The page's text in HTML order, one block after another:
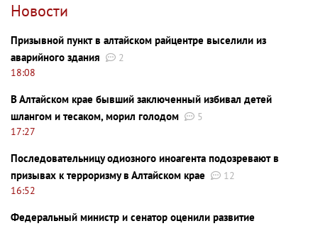
Новости
Призывной пункт в алтайском райцентре выселили из
аварийного здания
2
18:08
В Алтайском крае бывший заключенный избивал детей
шлангом и тесаком, морил голодом
5
17:27
Последовательницу одиозного иноагента подозревают в
призывах к терроризму в Алтайском крае
12
16:52
Федеральный министр и сенатор оценили развитие